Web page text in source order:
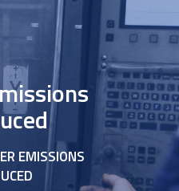
EMISSIONS